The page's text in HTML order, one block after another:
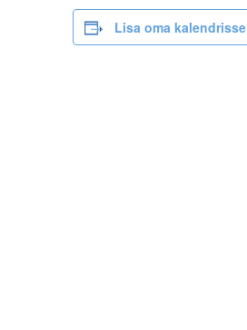
Lisa oma kalendrisse